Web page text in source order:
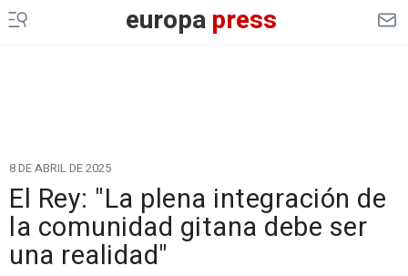
europapress
8 DE ABRIL DE 2025
El Rey: "La plena integración de
la comunidad gitana debe ser
una realidad"